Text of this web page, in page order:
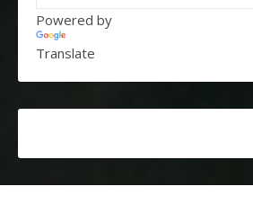
Powered by
Translate